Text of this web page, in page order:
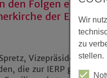
den Folgen eines
der
Vizepräsident der
die zur IERP gehören,
Wir
zu
stellen.